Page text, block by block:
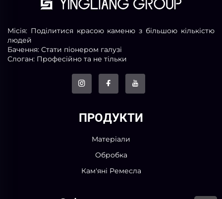
Місія: Поділитися красою каменю з більшою кількістю
людей
Бачення: Стати піонером галузі
Слоган: Професійно та не тільки
ПРОДУКТИ
Матеріали
Обробка
Кам'яні Ремесла